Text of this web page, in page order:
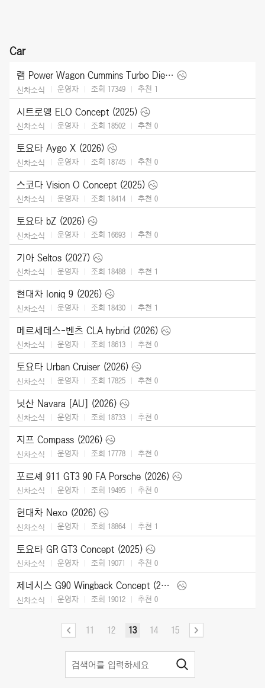
Car
램 Power Wagon Cummins Turbo Diesel (2027)
신차소식 운영자 조회 17349 추천 1
시트로엥 ELO Concept (2025)
신차소식 운영자 조회 18502 추천 0
토요타 Aygo X (2026)
신차소식 운영자 조회 18745 추천 0
스코다 Vision O Concept (2025)
신차소식 운영자 조회 18414 추천 0
토요타 bZ (2026)
신차소식 운영자 조회 16693 추천 0
기아 Seltos (2027)
신차소식 운영자 조회 18488 추천 1
현대차 Ioniq 9 (2026)
신차소식 운영자 조회 18430 추천 1
메르세데스-벤츠 CLA hybrid (2026)
신차소식 운영자 조회 18613 추천 0
토요타 Urban Cruiser (2026)
신차소식 운영자 조회 17825 추천 0
닛산 Navara [AU] (2026)
신차소식 운영자 조회 18733 추천 0
지프 Compass (2026)
신차소식 운영자 조회 17778 추천 0
포르셰 911 GT3 90 FA Porsche (2026)
신차소식 운영자 조회 19495 추천 0
현대차 Nexo (2026)
신차소식 운영자 조회 18864 추천 1
토요타 GR GT3 Concept (2025)
신차소식 운영자 조회 19071 추천 0
제네시스 G90 Wingback Concept (2025)
신차소식 운영자 조회 19012 추천 0
11 12 13 14 15